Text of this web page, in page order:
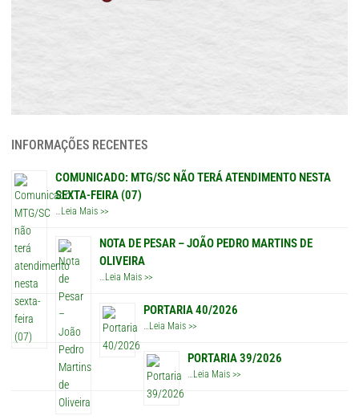
INFORMAÇÕES RECENTES
COMUNICADO: MTG/SC NÃO TERÁ ATENDIMENTO NESTA
SEXTA-FEIRA (07)
…Leia Mais >>
NOTA DE PESAR – JOÃO PEDRO MARTINS DE
OLIVEIRA
…Leia Mais >>
PORTARIA 40/2026
Leia Mais >>
PORTARIA 39/2026
…Leia Mais >>